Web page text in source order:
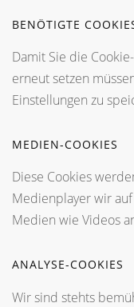
BENÖTIGTE
Damit Sie die
erneut setzen
Einstellungen zu
MEDIEN-COOKIES
Diese Cookies
Medienplayer wir
Medien wie Videos
ANALYSE-COOKIES
Wir sind stehts